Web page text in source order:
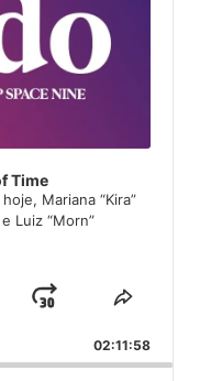
Time
Mariana “Kira”
Luiz “Morn”
Jump
Forward
Share
Episode
02:11:58